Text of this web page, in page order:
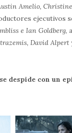
Amelio,
ejecutivos
e Ian Goldberg,
David Alpert
despide con un